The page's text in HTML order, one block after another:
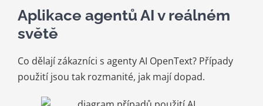
Aplikace agentů AI v reálném
světě
Co dělají zákazníci s agenty AI OpenText? Případy
použití jsou tak rozmanité, jak mají dopad.